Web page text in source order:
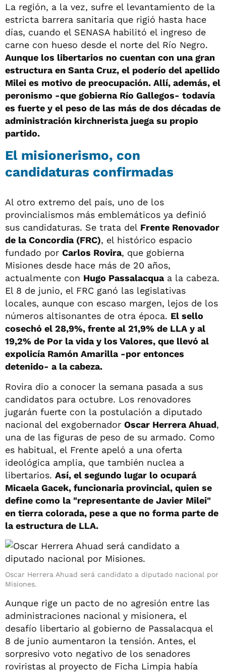
La región, a la vez, sufre el levantamiento de la
estricta barrera sanitaria que rigió hasta hace
días, cuando el SENASA habilitó el ingreso de
carne con hueso desde el norte del Río Negro.
Aunque los libertarios no cuentan con una gran
estructura en Santa Cruz, el poderío del apellido
Milei es motivo de preocupación. Allí, además, el
peronismo -que gobierna Río Gallegos- todavía
es fuerte y el peso de las más de dos décadas de
administración kirchnerista juega su propio
partido.
El misionerismo, con
candidaturas confirmadas
Al otro extremo del país, uno de los
provincialismos más emblemáticos ya definió
sus candidaturas. Se trata del Frente Renovador
de la Concordia (FRC), el histórico espacio
fundado por Carlos Rovira, que gobierna
Misiones desde hace más de 20 años,
actualmente con Hugo Passalacquaa la cabeza.
El 8 de junio, el FRC ganó las legislativas
locales, aunque con escaso margen, lejos de los
números altisonantes de otra época. El sello
cosechó el 28,9%, frente al 21,9% de LLA y al
19,2% de Por la vida y los Valores, que llevó al
expolicía Ramón Amarilla -por entonces
detenido- a la cabeza.
Rovira dio a conocer la semana pasada a sus
candidatos para octubre. Los renovadores
jugarán fuerte con la postulación a diputado
nacional del exgobernador Oscar Herrera Ahuad,
una de las figuras de peso de su armado. Como
es habitual, el Frente apeló a una oferta
ideológica amplia, que también nuclea a
libertarios. Así, el segundo lugar lo ocupará
Micaela Gacek, funcionaria provincial, quien se
define como la "representante de Javier Milei"
en tierra colorada, pese a que no forma parte de
la estructura de LLA.
Oscar Herrera Ahuad será candidato a diputado nacional por
Misiones.
Aunque rige un pacto de no agresión entre las
administraciones nacional y misionera, el
desafío libertario al gobierno de Passalacqua el
8 de junio aumentaron la tensión. Antes, el
sorpresivo voto negativo de los senadores
roviristas al proyecto de Ficha Limpia había